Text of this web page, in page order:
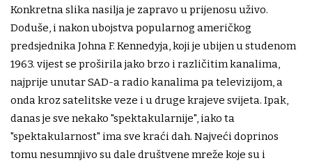
Konkretna slika nasilja je zapravo u prijenosu uživo.
Doduše, i nakon ubojstva popularnog američkog
predsjednika Johna F. Kennedyja, koji je ubijen u studenom
1963. vijest se proširila jako brzo i različitim kanalima,
najprije unutar SAD-a radio kanalima pa televizijom, a
onda kroz satelitske veze i u druge krajeve svijeta. Ipak,
danas je sve nekako "spektakularnije", iako ta
"spektakularnost" ima sve kraći dah. Najveći doprinos
tomu nesumnjivo su dale društvene mreže koje su i